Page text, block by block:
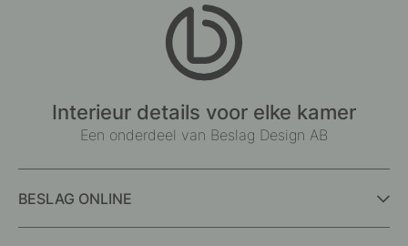
Interieur details voor elke kamer
Een onderdeel van Beslag Design AB
BESLAG ONLINE